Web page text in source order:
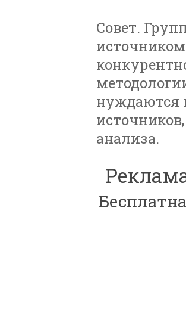
Совет.
нуждаются
анализа.